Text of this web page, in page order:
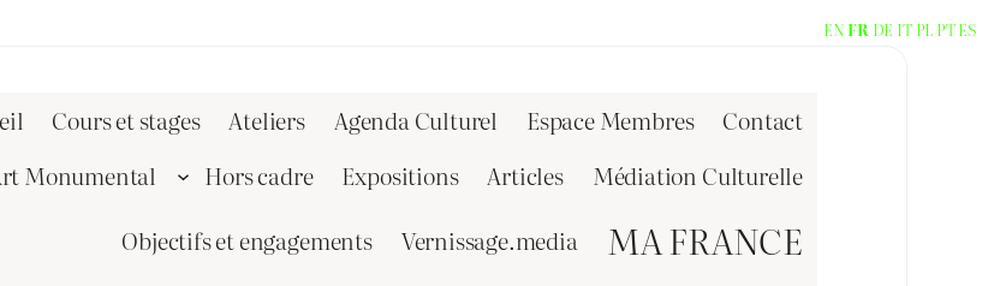
Cours et stages Ateliers Agenda Culturel Espace Membres
Contact
Monumental
Hors cadre Expositions Articles
Médiation Culturelle
Objectifs et engagements
Vernissage.media MA FRANCE
EN FR DE IT PL PTES